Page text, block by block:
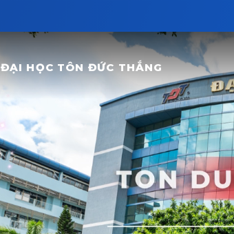
ĐẠI HỌC TÔN ĐỨC THẮNG